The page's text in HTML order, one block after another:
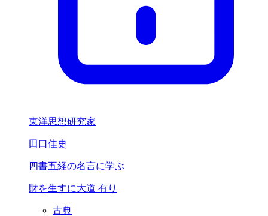
東洋思想研究家
田口佳史
四書五経の名言に学ぶ
財を生すに大道 有り
古典